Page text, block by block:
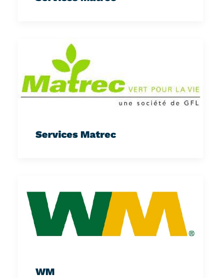
Services Matrec
WM